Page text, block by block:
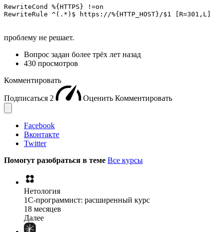
RewriteCond %{HTTPS} !=on
RewriteRule ^(.*)$ https://%{HTTP_HOST}/$1 [R=301,L]
проблему не решает.
Вопрос задан более трёх лет назад
430 просмотров
Комментировать
Подписаться 2 Оценить Комментировать
Facebook
Вконтакте
Twitter
Помогут разобраться в теме Все курсы
Нетология
1C-программист: расширенный курс
18 месяцев
Далее